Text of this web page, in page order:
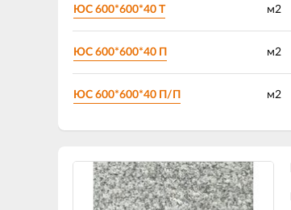
ЮС 600*600*40 Т м2
ЮС 600*600*40 П м2
ЮС 600*600*40 П/П м2